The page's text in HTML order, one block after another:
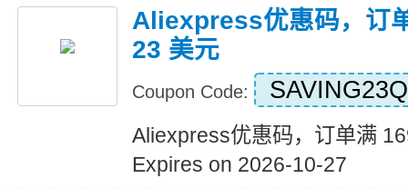
Aliexpress优惠码，订
23 美元
Coupon Code: SAVING23Q
Aliexpress优惠码，订单满
Expires on 2026-10-27